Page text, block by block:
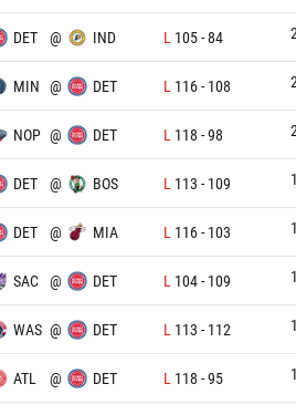
DET @ IND L 105-84
MIN @ DET L 116- 108
NOP @ DET L 118 -98
DET @ BOS L 113 - 109
DET @ MIA L 116- 103
SAC @ DET L 104- 109
WAS @ DET L 113 - 112
ATL @ DET L 118 -95